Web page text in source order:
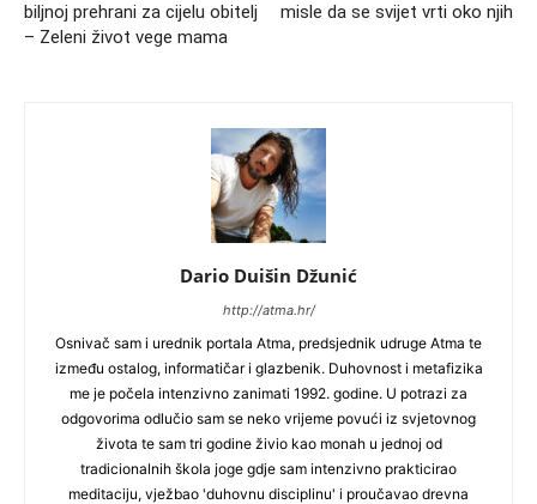
biljnoj prehrani za cijelu obitelj
– Zeleni život vege mama
misle da se svijet vrti oko njih
Dario Duišin Džunić
http://atma.hr/
Osnivač sam i urednik portala Atma, predsjednik udruge Atma te
između ostalog, informatičar i glazbenik. Duhovnost i metafizika
me je počela intenzivno zanimati 1992. godine. U potrazi za
odgovorima odlučio sam se neko vrijeme povući iz svjetovnog
života te sam tri godine živio kao monah u jednoj od
tradicionalnih škola joge gdje sam intenzivno prakticirao
meditaciju, vježbao 'duhovnu disciplinu' i proučavao drevna